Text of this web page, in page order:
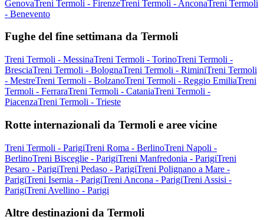
GenovaTreni Termoli - FirenzeTreni Termoli - AnconaTreni Termoli
- Benevento
Fughe del fine settimana da Termoli
Treni Termoli - MessinaTreni Termoli - TorinoTreni Termoli -
BresciaTreni Termoli - BolognaTreni Termoli - RiminiTreni Termoli
- MestreTreni Termoli - BolzanoTreni Termoli - Reggio EmiliaTreni
Termoli - FerraraTreni Termoli - CataniaTreni Termoli -
PiacenzaTreni Termoli - Trieste
Rotte internazionali da Termoli e aree vicine
Treni Termoli - ParigiTreni Roma - BerlinoTreni Napoli -
BerlinoTreni Bisceglie - ParigiTreni Manfredonia - ParigiTreni
Pesaro - ParigiTreni Pedaso - ParigiTreni Polignano a Mare -
ParigiTreni Isernia - ParigiTreni Ancona - ParigiTreni Assisi -
ParigiTreni Avellino - Parigi
Altre destinazioni da Termoli